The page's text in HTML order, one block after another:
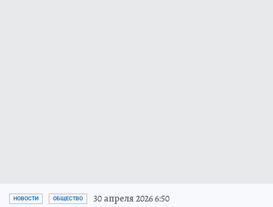
НОВОСТИ ОБЩЕСТВО 30 апреля 2026 6:50